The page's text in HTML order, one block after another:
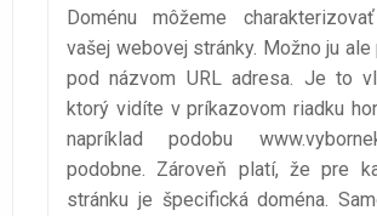
Doménu môžeme
vašej webovej stránky. Možno ju
pod názvom URL adresa. Je to
ktorý vidíte v príkazovom riadku
napríklad podobu
podobne. Zároveň platí, že pre
stránku je špecifická doména.